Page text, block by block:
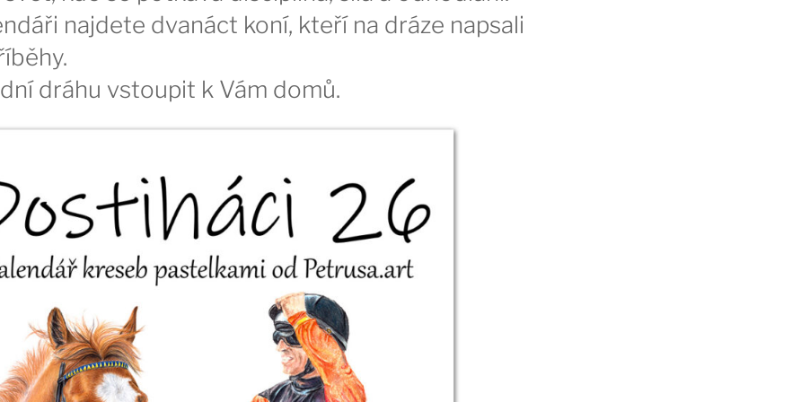
najdete dvanáct koní, kteří na dráze napsali
dráhu vstoupit k Vám domů.